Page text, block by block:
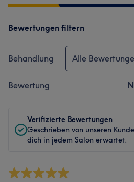
Bewertungen filtern
Behandlung Alle
Bewertung
Verifizierte Bewertungen
Geschrieben von unseren
dich in jedem Salon erwartet.